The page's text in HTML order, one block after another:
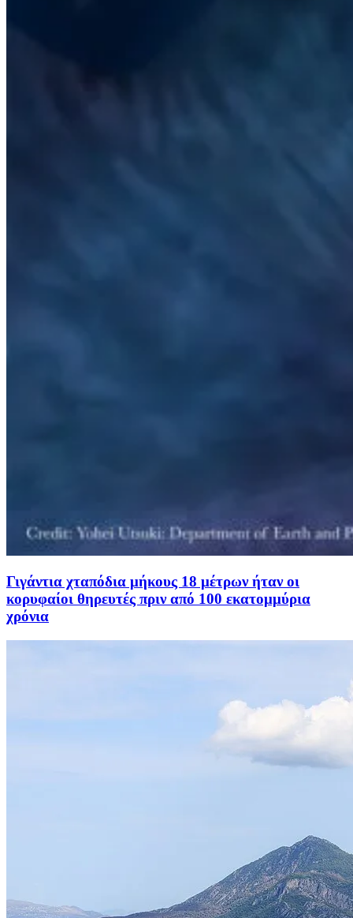
Γιγάντια χταπόδια μήκους 18 μέτρων ήταν οι
κορυφαίοι θηρευτές πριν από 100 εκατομμύρια
χρόνια